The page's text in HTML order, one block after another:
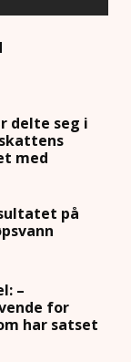
delte seg i
med
på
–
for
har satset